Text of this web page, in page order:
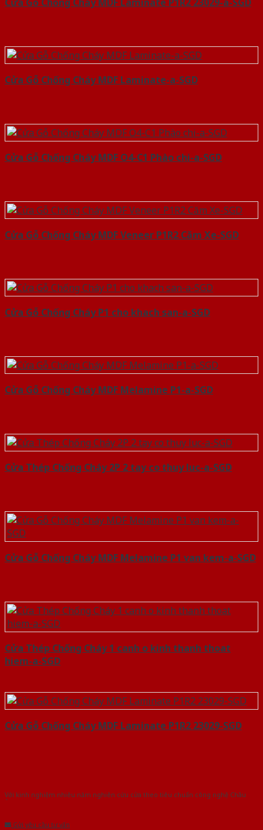
Cửa Gỗ Chống Cháy MDF Laminate-a-SGD
Cửa Gỗ Chống Cháy MDF O4-C1 Phào chi-a-SGD
Cửa Gỗ Chống Cháy MDF Veneer P1R2 Căm Xe-SGD
Cửa Gỗ Chống Cháy P1 cho khach san-a-SGD
Cửa Gỗ Chống Cháy MDF Melamine P1-a-SGD
Cửa Thép Chống Cháy 2P 2 tay co thuy luc-a-SGD
Cửa Gỗ Chống Cháy MDF Melamine P1 van kem-a-SGD
Cửa Thép Chống Cháy 1 canh o kinh thanh thoat
hiem-a-SGD
Cửa Gỗ Chống Cháy MDF Laminate P1R2 23029-SGD
Với kinh nghiệm nhiêu năm nghiên cứu cửa theo tiêu chuẩn công nghệ Châu
Gửi yêu cầu tư vấn